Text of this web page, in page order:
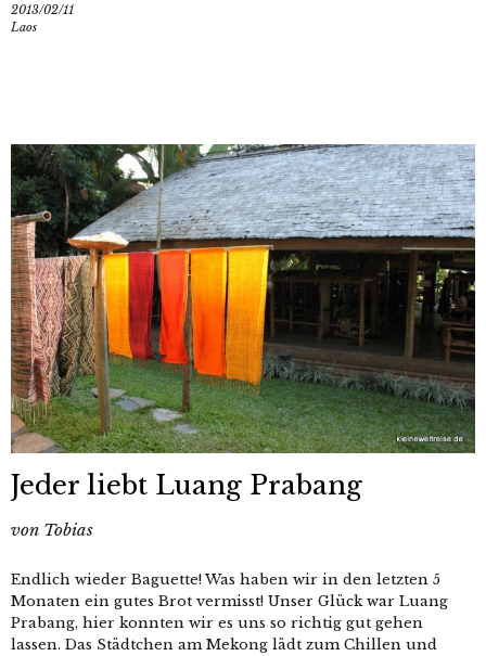
2013/02/11
Laos
Jeder liebt Luang Prabang
von Tobias
Endlich wieder Baguette! Was haben wir in den letzten 5
Monaten ein gutes Brot vermisst! Unser Glück war Luang
Prabang, hier konnten wir es uns so richtig gut gehen
lassen. Das Städtchen am Mekong lädt zum Chillen und